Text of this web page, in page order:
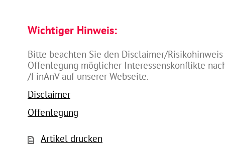
Wichtiger Hinweis:
Bitte beachten Sie den Disclaimer/
Offenlegung möglicher Interessenskonflikte
/FinAnV auf unserer Webseite.
Disclaimer
Offenlegung
Artikel drucken